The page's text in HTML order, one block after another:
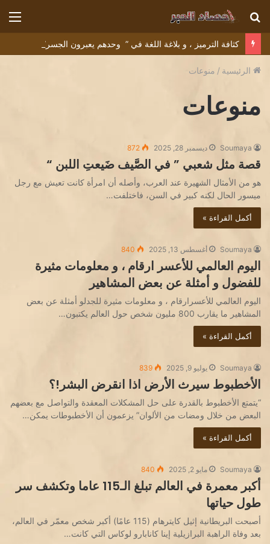
بحث
عن
الرئيسية / منوعات
منوعات
Soumaya ديسمبر 28, 2025 872
قصة مثل شعبي ” في الصَّيف ضَيعتِ اللبن “
هو من الأمثال الشهيرة عند العرب، وأصله أن امرأة كانت تعيش مع رجل
ميسور الحال لكنه كبير في السن، فاختلفت…
أكمل القراءة »
Soumaya أغسطس 13, 2025 840
اليوم العالمي للأعسر ارقام ، و معلومات مثيرة
للفضول و أمثلة عن بعض المشاهير
اليوم العالمي للأعسرارقام ، و معلومات مثيرة للجدلو أمثلة عن بعض
المشاهير ما يقارب 800 مليون شخص حول العالم يكتبون…
أكمل القراءة »
Soumaya يوليو 9, 2025 839
الأخطبوط سيرث الأرض اذا انقرض البشر!؟
“يتمتع الأخطبوط بالقدرة على حل المشكلات المعقدة والتواصل مع بعضهم
البعض من خلال ومضات من الألوان” يزعمون أن الأخطبوطات يمكن…
أكمل القراءة »
Soumaya مايو 2, 2025 840
أكبر معمرة في العالم تبلغ الـ115 عاما وتكشف سر
طول حياتها
أصبحت البريطانية إثيل كايترهام (115 عامًا) أكبر شخص معمّر في العالم،
بعد وفاة الراهبة البرازيلية إينا كانابارو لوكاس التي كانت…